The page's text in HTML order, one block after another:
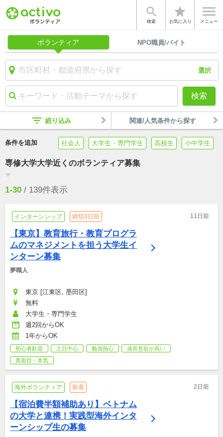

検索
star
お気に入り

メニュー
ボランティア NPO職員/バイト
選択
検索
filter_list 絞り込み 関連/人気条件から探す
条件を追加 社会人 大学生・専門学生 高校生 小中学生
専修大学大学近くのボランティア募集
filter_list
1-30 / 139件表示
インターンシップ 締切3日前 11日前
【東京】教育旅行・教育プログラ
ムのマネジメントを担う大学生イ
ンターン募集
夢職人
東京 [江東区, 墨田区]
無料
大学生・専門学生
週2回からOK
1年からOK
初心者歓迎 土日中心 勉強熱心
成長意欲が高い
真面目・本気
海外ボランティア 新着 2日前
【宿泊費半額補助あり】ベトナム
の大学と連携！実践型海外インタ
ーンシップ生の募集